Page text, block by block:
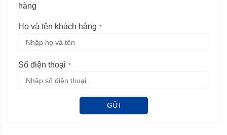
hàng
Họ và tên khách hàng
Số điện thoại
GỬI